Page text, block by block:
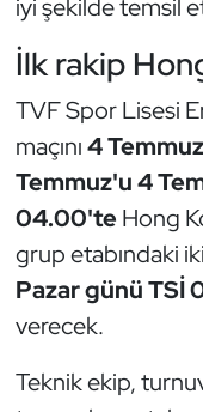
iyi şekilde temsil
İlk rakip
TVF Spor Lisesi
maçını4
Temmuz'u 4
04.00'te Hong
grup etabındaki
Pazar günü TSİ
verecek.
Teknik ekip,
Halter
Hava Sporları
Hentbol
İşitme Engelli
Judo ve Kuraş
Kano ve
Karate